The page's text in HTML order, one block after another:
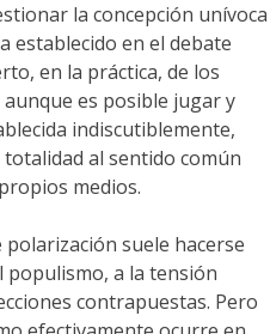
la concepción unívoca
establecido en el debate
en la práctica, de los
es posible jugar y
indiscutiblemente,
al sentido común
medios.
suele hacerse
a la tensión
contrapuestas. Pero